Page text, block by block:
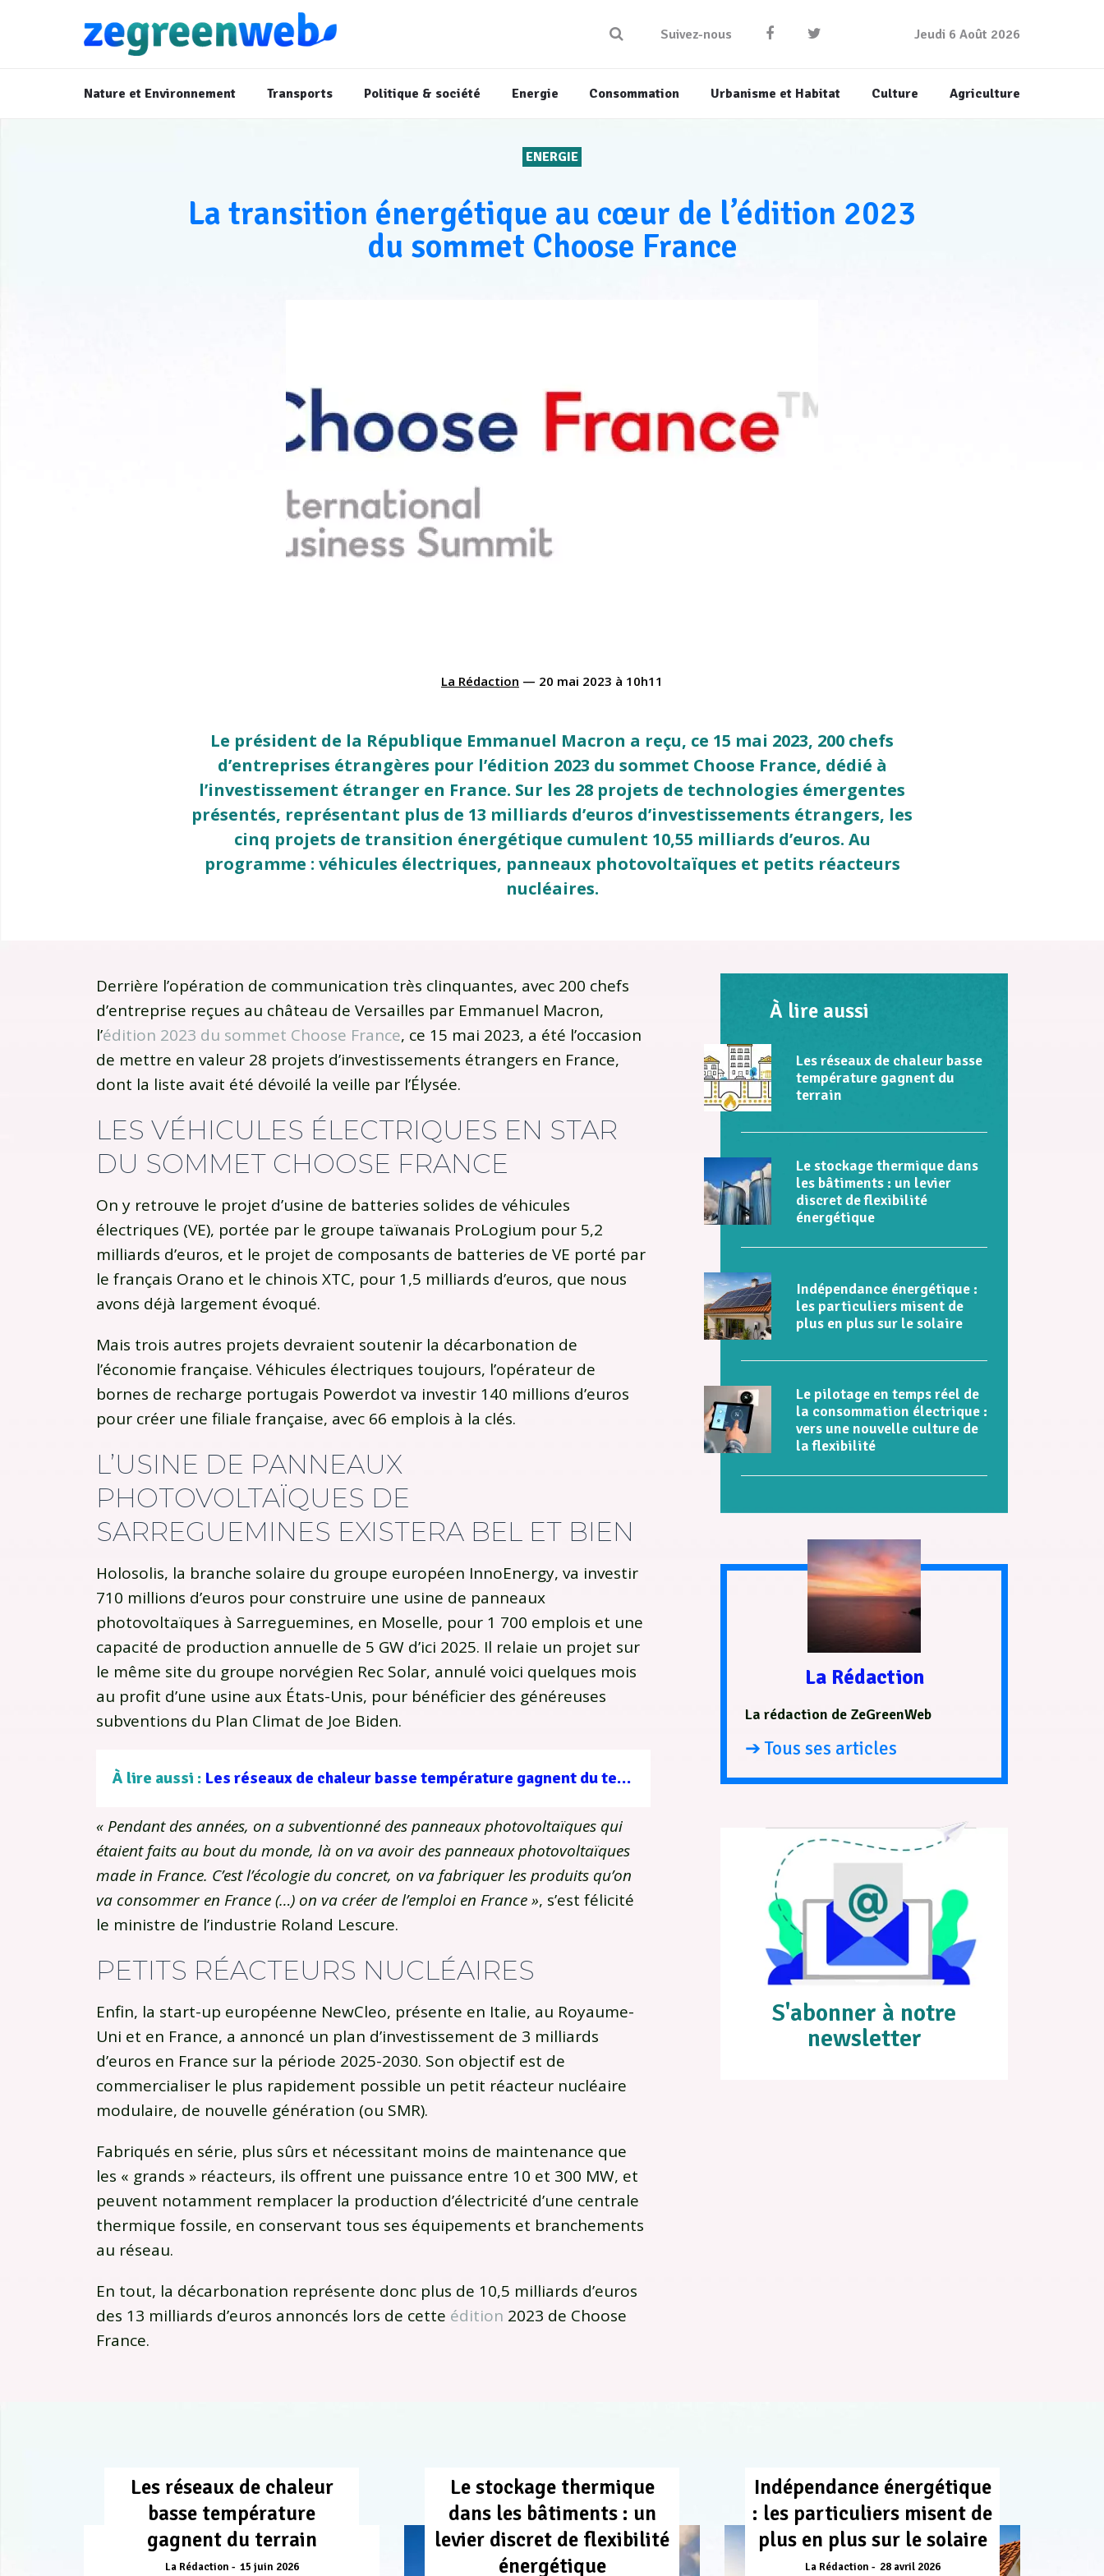
Suivez-nous Jeudi 6 Août 2026
Nature et Environnement Transports Politique & société Energie Consommation Urbanisme et Habitat Culture Agriculture
ENERGIE
La transition énergétique au cœur de l’édition 2023
du sommet Choose France
La Rédaction — 20 mai 2023 à 10h11
Le président de la République Emmanuel Macron a reçu, ce 15 mai 2023, 200 chefs
d’entreprises étrangères pour l’édition 2023 du sommet Choose France, dédié à
l’investissement étranger en France. Sur les 28 projets de technologies émergentes
présentés, représentant plus de 13 milliards d’euros d’investissements étrangers, les
cinq projets de transition énergétique cumulent 10,55 milliards d’euros. Au
programme : véhicules électriques, panneaux photovoltaïques et petits réacteurs
nucléaires.
Derrière l’opération de communication très clinquantes, avec 200 chefs
d’entreprise reçues au château de Versailles par Emmanuel Macron,
l’édition 2023 du sommet Choose France, ce 15 mai 2023, a été l’occasion
de mettre en valeur 28 projets d’investissements étrangers en France,
dont la liste avait été dévoilé la veille par l’Élysée.
LES VÉHICULES ÉLECTRIQUES EN STAR
DU SOMMET CHOOSE FRANCE
On y retrouve le projet d’usine de batteries solides de véhicules
électriques (VE), portée par le groupe taïwanais ProLogium pour 5,2
milliards d’euros, et le projet de composants de batteries de VE porté par
le français Orano et le chinois XTC, pour 1,5 milliards d’euros, que nous
avons déjà largement évoqué.
Mais trois autres projets devraient soutenir la décarbonation de
l’économie française. Véhicules électriques toujours, l’opérateur de
bornes de recharge portugais Powerdot va investir 140 millions d’euros
pour créer une filiale française, avec 66 emplois à la clés.
L’USINE DE PANNEAUX
PHOTOVOLTAÏQUES DE
SARREGUEMINES EXISTERA BEL ET BIEN
Holosolis, la branche solaire du groupe européen InnoEnergy, va investir
710 millions d’euros pour construire une usine de panneaux
photovoltaïques à Sarreguemines, en Moselle, pour 1 700 emplois et une
capacité de production annuelle de 5 GW d’ici 2025. Il relaie un projet sur
le même site du groupe norvégien Rec Solar, annulé voici quelques mois
au profit d’une usine aux États-Unis, pour bénéficier des généreuses
subventions du Plan Climat de Joe Biden.
À lire aussi : Les réseaux de chaleur basse température gagnent du terrain
« Pendant des années, on a subventionné des panneaux photovoltaïques qui
étaient faits au bout du monde, là on va avoir des panneaux photovoltaïques
made in France. C’est l’écologie du concret, on va fabriquer les produits qu’on
va consommer en France (…) on va créer de l’emploi en France », s’est félicité
le ministre de l’industrie Roland Lescure.
PETITS RÉACTEURS NUCLÉAIRES
Enfin, la start-up européenne NewCleo, présente en Italie, au Royaume-
Uni et en France, a annoncé un plan d’investissement de 3 milliards
d’euros en France sur la période 2025-2030. Son objectif est de
commercialiser le plus rapidement possible un petit réacteur nucléaire
modulaire, de nouvelle génération (ou SMR).
Fabriqués en série, plus sûrs et nécessitant moins de maintenance que
les « grands » réacteurs, ils offrent une puissance entre 10 et 300 MW, et
peuvent notamment remplacer la production d’électricité d’une centrale
thermique fossile, en conservant tous ses équipements et branchements
au réseau.
En tout, la décarbonation représente donc plus de 10,5 milliards d’euros
des 13 milliards d’euros annoncés lors de cette édition 2023 de Choose
France.
À lire aussi
Les réseaux de chaleur basse
température gagnent du
terrain
Le stockage thermique dans
les bâtiments : un levier
discret de flexibilité
énergétique
Indépendance énergétique :
les particuliers misent de
plus en plus sur le solaire
Le pilotage en temps réel de
la consommation électrique :
vers une nouvelle culture de
la flexibilité
La Rédaction
La rédaction de ZeGreenWeb
➔ Tous ses articles
S'abonner à notre
newsletter
Les réseaux de chaleur
basse température
gagnent du terrain
La Rédaction 15 juin 2026
Le stockage thermique
dans les bâtiments : un
levier discret de flexibilité
énergétique
Indépendance énergétique
: les particuliers misent de
plus en plus sur le solaire
La Rédaction 28 avril 2026